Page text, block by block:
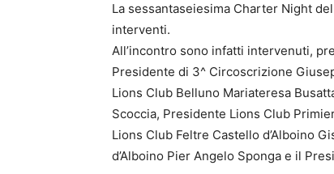
La sessantaseiesima Charter Night
interventi.
All’incontro sono infatti intervenuti,
Presidente di 3^ Circoscrizione
Lions Club Belluno Mariateresa
Scoccia, Presidente Lions Club
Lions Club Feltre Castello d’Alboino
d’Alboino Pier Angelo Sponga e il